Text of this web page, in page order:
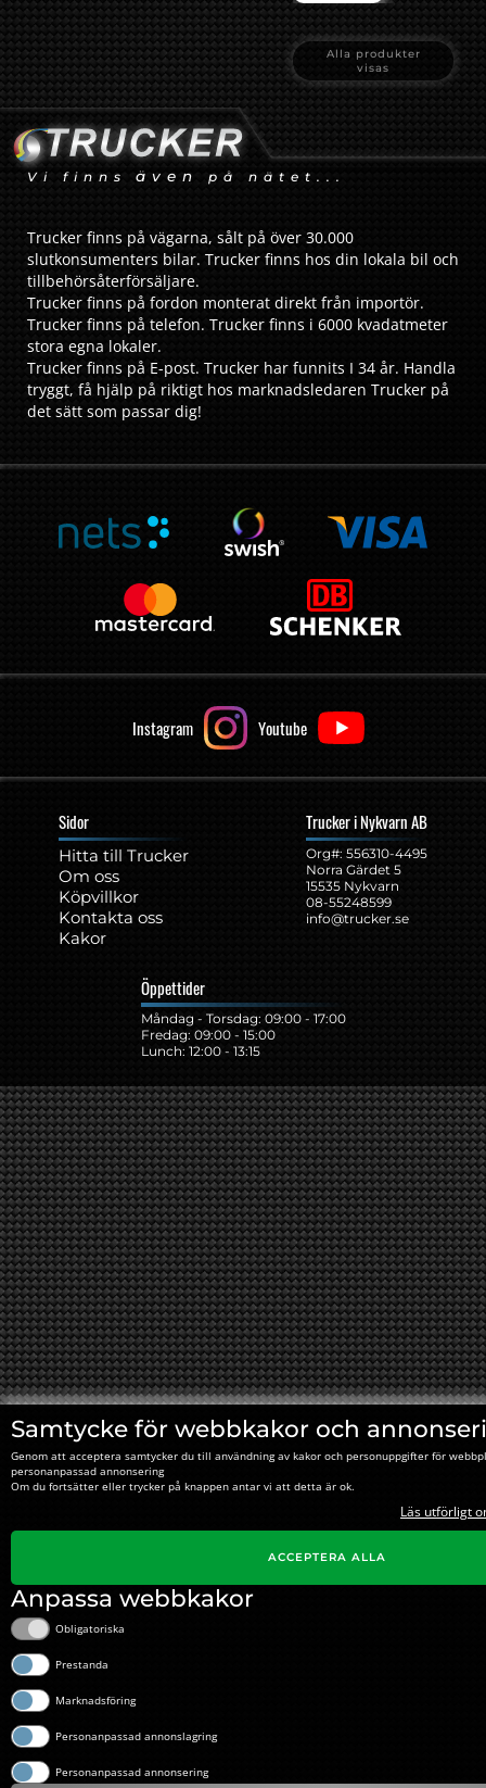
Samtycke för webbkakor och
Genom att acceptera samtycker du till användning av kakor och personuppgifter för
personanpassad annonsering
Om du fortsätter eller trycker på knappen antar vi att detta är ok.
Läs utförligt
ACCEPTERA ALLA
Anpassa webbkakor
Obligatoriska
Prestanda
Marknadsföring
Personanpassad annonslagring
Personanpassad annonsering
Alla produkter
visas
Vi finns även på nätet...
Trucker finns på vägarna, sålt på över 30.000
slutkonsumenters bilar. Trucker finns hos din lokala bil och
tillbehörsåterförsäljare.
Trucker finns på fordon monterat direkt från importör.
Trucker finns på telefon. Trucker finns i 6000 kvadatmeter
stora egna lokaler.
Trucker finns på E-post. Trucker har funnits I 34 år. Handla
tryggt, få hjälp på riktigt hos marknadsledaren Trucker på
det sätt som passar dig!
Instagram Youtube
Sidor
Hitta till Trucker
Om oss
Köpvillkor
Kontakta oss
Kakor
Trucker i Nykvarn AB
Org#: ‍556310-4495
Norra Gärdet 5
15535 Nykvarn
08-55248599
info@trucker.se
Öppettider
Måndag - Torsdag: 09:00 - 17:00
Fredag: 09:00 - 15:00
Lunch: 12:00 - 13:15